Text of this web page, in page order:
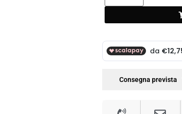
Consegna prevista